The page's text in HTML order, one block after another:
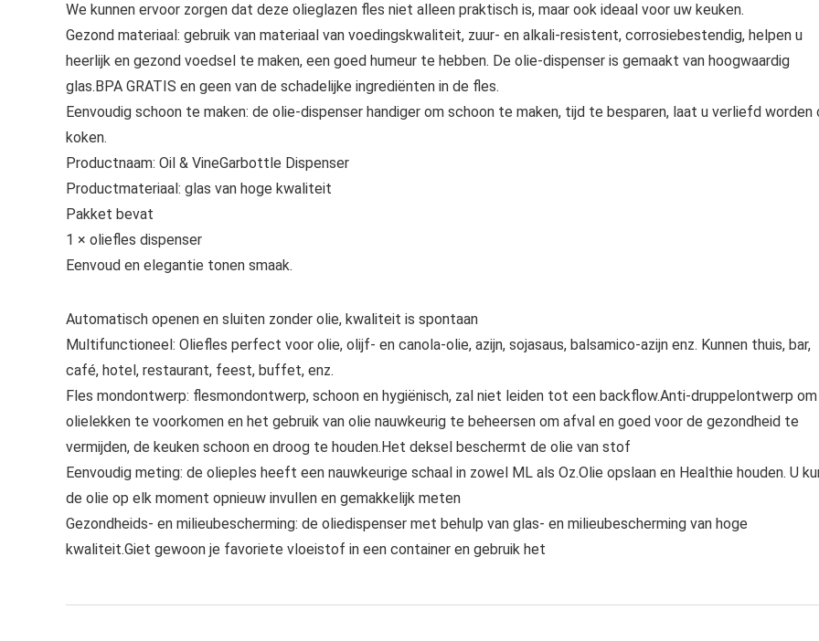
We kunnen ervoor zorgen dat deze olieglazen fles niet alleen praktisch is, maar ook ideaal voor uw keuken.
Gezond materiaal: gebruik van materiaal van voedingskwaliteit, zuur- en alkali-resistent, corrosiebestendig, helpen u
heerlijk en gezond voedsel te maken, een goed humeur te hebben. De olie-dispenser is gemaakt van hoogwaardig
glas.BPA GRATIS en geen van de schadelijke ingrediënten in de fles.
Eenvoudig schoon te maken: de olie-dispenser handiger om schoon te maken, tijd te besparen, laat u verliefd worden
koken.
Productnaam: Oil & VineGarbottle Dispenser
Productmateriaal: glas van hoge kwaliteit
Pakket bevat
1 × oliefles dispenser
Eenvoud en elegantie tonen smaak.
Automatisch openen en sluiten zonder olie, kwaliteit is spontaan
Multifunctioneel: Oliefles perfect voor olie, olijf- en canola-olie, azijn, sojasaus, balsamico-azijn enz. Kunnen thuis, bar,
café, hotel, restaurant, feest, buffet, enz.
Fles mondontwerp: flesmondontwerp, schoon en hygiënisch, zal niet leiden tot een backflow.Anti-druppelontwerp om
olielekken te voorkomen en het gebruik van olie nauwkeurig te beheersen om afval en goed voor de gezondheid te
vermijden, de keuken schoon en droog te houden.Het deksel beschermt de olie van stof
Eenvoudig meting: de olieples heeft een nauwkeurige schaal in zowel ML als Oz.Olie opslaan en Healthie houden. U
de olie op elk moment opnieuw invullen en gemakkelijk meten
Gezondheids- en milieubescherming: de oliedispenser met behulp van glas- en milieubescherming van hoge
kwaliteit.Giet gewoon je favoriete vloeistof in een container en gebruik het